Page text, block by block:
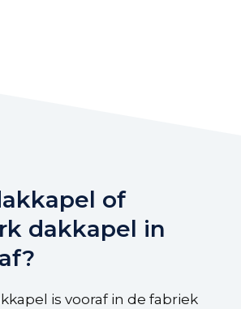
of
dakkapel in
is vooraf in de fabriek